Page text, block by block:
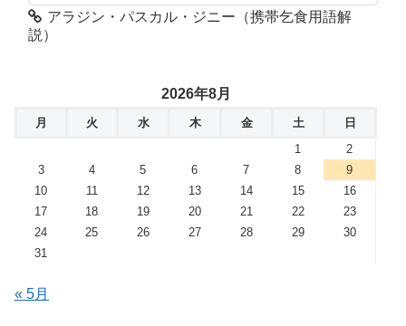
アラジン・パスカル・ジニー（携帯乞食用語解
説）
2026年8月
月 火 水 木 金 土
日
1
2
3
4 5 6 7 8
9
10
11 12 13 14 15
16
17
18 19 20 21 22
23
24
25 26 27 28 29
30
31
« 5月